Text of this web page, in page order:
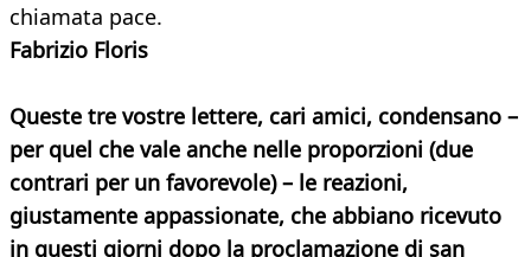
chiamata pace.
Fabrizio Floris
Queste tre vostre lettere, cari amici, condensano –
per quel che vale anche nelle proporzioni (due
contrari per un favorevole) – le reazioni,
giustamente appassionate, che abbiano ricevuto
in questi giorni dopo la proclamazione di san